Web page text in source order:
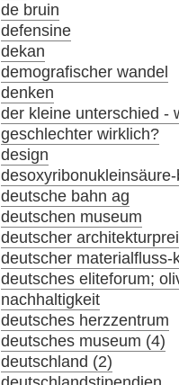
de bruin
defensine
dekan
demografischer wandel
denken
der kleine unterschied -
geschlechter wirklich?
design
deutsche bahn ag
deutschen museum
deutscher
deutscher materialfluss-
deutsches eliteforum;
nachhaltigkeit
deutsches herzzentrum
deutsches museum (4)
deutschland (2)